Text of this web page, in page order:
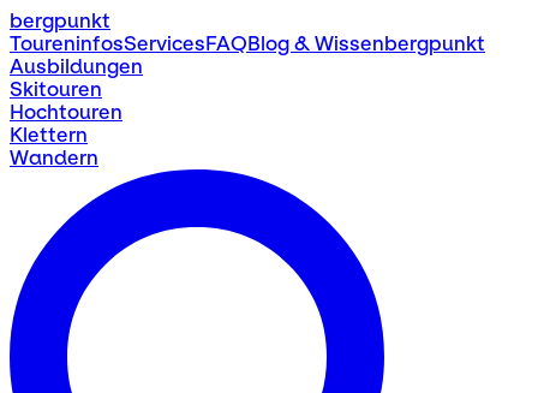
bergpunkt
ToureninfosServicesFAQBlog & Wissenbergpunkt
Ausbildungen
Skitouren
Hochtouren
Klettern
Wandern